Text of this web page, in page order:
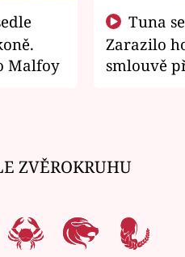
Malfoy
Zarazilo
smlouvě
ZVĚROKRUHU